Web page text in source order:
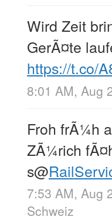
Wird Zeit
GerÃ¤te
https://t.co/
8:01 AM, Aug
Froh frÃ¼h
ZÃ¼rich
s@
7:53 AM, Aug
Schweiz